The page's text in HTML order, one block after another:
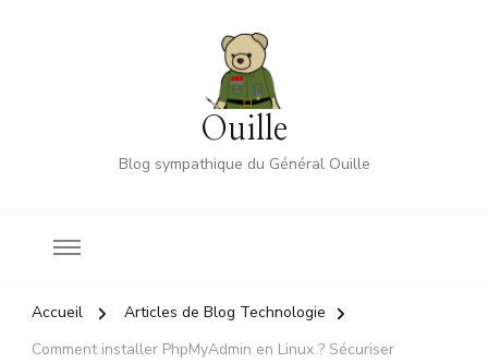
Ouille
Blog sympathique du Général Ouille
Accueil
Articles de Blog Technologie
Comment installer PhpMyAdmin en Linux ? Sécuriser